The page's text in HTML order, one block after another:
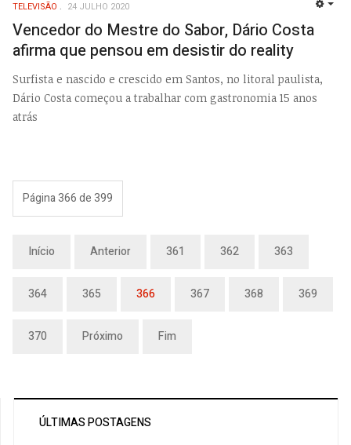
TELEVISÃO 24 JULHO 2020
Vencedor do Mestre do Sabor, Dário Costa
afirma que pensou em desistir do reality
Surfista e nascido e crescido em Santos, no litoral paulista,
Dário Costa começou a trabalhar com gastronomia 15 anos
atrás
Página 366 de 399
Início Anterior 361 362 363
364 365 366 367 368 369
370 Próximo Fim
ÚLTIMAS POSTAGENS